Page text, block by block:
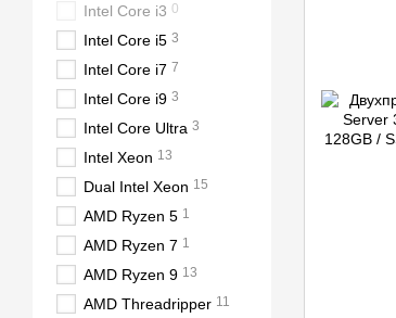
Intel Core i3 0
Intel Core i5 3
Intel Core i7 7
Intel Core i9 3
Intel Core Ultra 3
Intel Xeon 13
Dual Intel Xeon 15
AMD Ryzen 5 1
AMD Ryzen 7 1
AMD Ryzen 9 13
AMD Threadripper 11